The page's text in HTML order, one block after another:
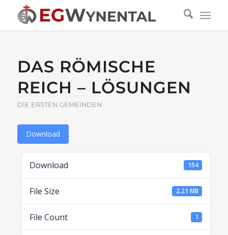
DAS RÖMISCHE
REICH – LÖSUNGEN
DIE ERSTEN GEMEINDEN
Download
Download 154
File Size 2.21 MB
File Count 1